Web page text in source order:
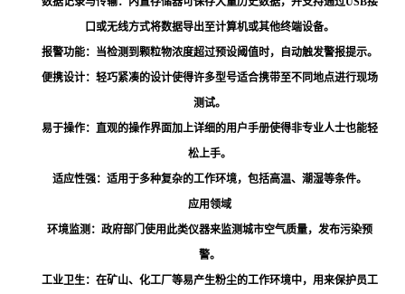
口或无线方式将数据导出至计算机或其他终端设备。
报警功能：当检测到颗粒物浓度超过预设阈值时，自动触发警报提示。
便携设计：轻巧紧凑的设计使得许多型号适合携带至不同地点进行现场
测试。
易于操作：直观的操作界面加上详细的用户手册使得非专业人士也能轻
松上手。
适应性强：适用于多种复杂的工作环境，包括高温、潮湿等条件。
应用领域
环境监测：政府部门使用此类仪器来监测城市空气质量，发布污染预
警。
工业卫生：在矿山、化工厂等易产生粉尘的工作环境中，用来保护员工